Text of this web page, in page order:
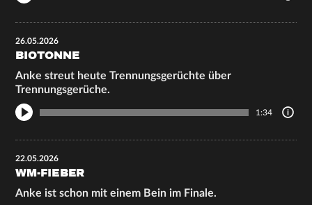
26.05.2026
BIOTONNE
Anke streut heute Trennungsgerüchte über
Trennungsgerüche.
1:34
22.05.2026
WM-FIEBER
Anke ist schon mit einem Bein im Finale.